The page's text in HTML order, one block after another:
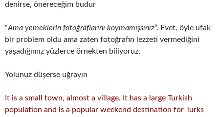
denirse, önereceğim budur
“Ama yemeklerin fotoğraflarını koymamışsınız“. Evet, öyle ufak
bir problem oldu ama zaten fotoğrafın lezzeti vermediğini
yaşadığımız yüzlerce örnekten biliyoruz.
Yolunuz düşerse uğrayın
It is a small town, almost a village. It has a large Turkish
population and is a popular weekend destination for Turks